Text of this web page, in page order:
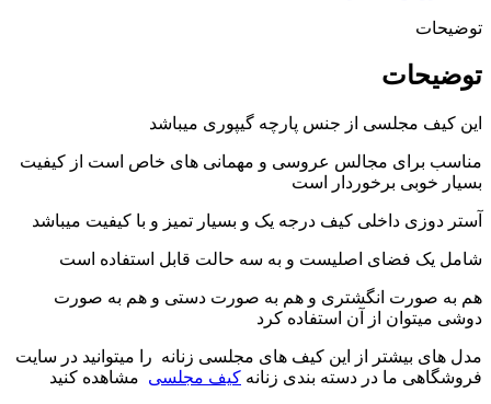
توضیحات
توضیحات
این کیف مجلسی از جنس پارچه گیپوری میباشد
مناسب برای مجالس عروسی و مهمانی های خاص است از کیفیت
بسیار خوبی برخوردار است
آستر دوزی داخلی کیف درجه یک و بسیار تمیز و با کیفیت میباشد
شامل یک فضای اصلیست و به سه حالت قابل استفاده است
هم به صورت انگشتری و هم به صورت دستی و هم به صورت
دوشی میتوان از آن استفاده کرد
مدل های بیشتر از این کیف های مجلسی زنانه را میتوانید در سایت
فروشگاهی ما در دسته بندی زنانه کیف مجلسی مشاهده کنید